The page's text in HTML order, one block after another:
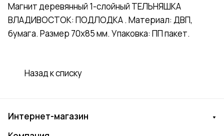
Магнит деревянный 1-слойный ТЕЛЬНЯШКА
ВЛАДИВОСТОК: ПОДЛОДКА . Материал: ДВП,
бумага. Размер 70х85 мм. Упаковка: ПП пакет.
Назад к списку
Интернет-магазин